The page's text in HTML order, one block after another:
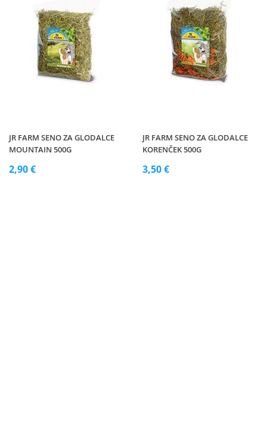
JR FARM SENO ZA GLODALCE
MOUNTAIN 500G
2,90 €
JR FARM SENO ZA GLODALCE
KORENČEK 500G
3,50 €